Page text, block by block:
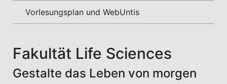
Fakultät Life Sciences
Gestalte das Leben von morgen
Vorlesungsplan und WebUntis